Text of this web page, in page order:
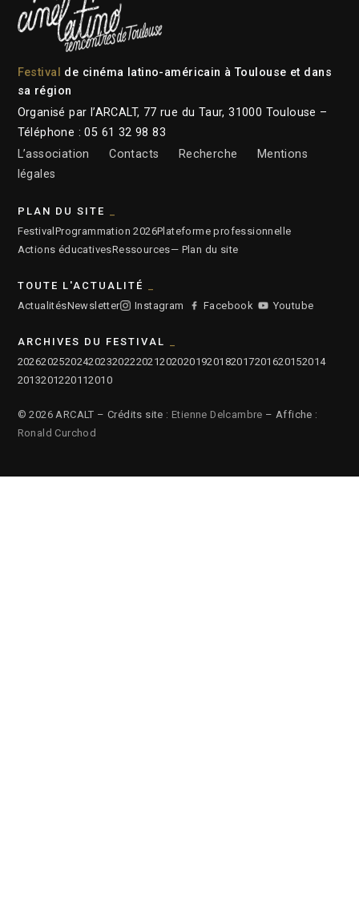
Festival
de cinéma latino-américain à Toulouse et dans
sa région
Organisé par l’ARCALT, 77 rue du Taur, 31000 Toulouse –
Téléphone : 05 61 32 98 83
L’association
Contacts Recherche
Mentions
légales
PLAN DU SITE
Festival Programmation 2026Plateforme professionnelle
Actions éducativesRessources— Plan du site
TOUTE L'ACTUALITÉ
ActualitésNewsletter Instagram Facebook Youtube
ARCHIVES DU FESTIVAL
2026202520242023202220212020201920182017201620152014
2013201220112010
© 2026 ARCALT – Crédits site : Etienne Delcambre – Affiche :
Ronald Curchod